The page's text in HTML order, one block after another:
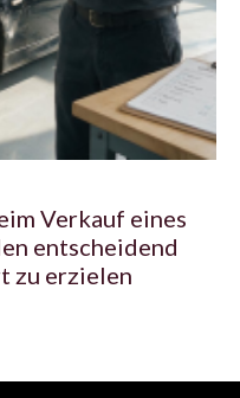
Verkauf eines
entscheidend
zu erzielen